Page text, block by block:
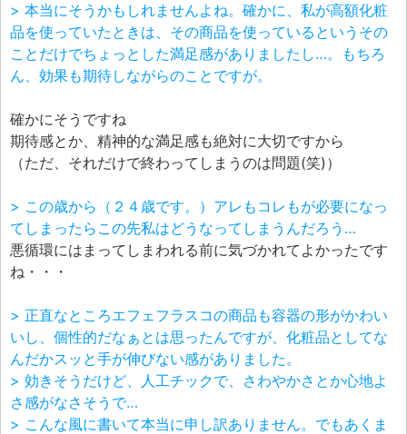
> 本当にそうかもしれませんよね。確かに、私が高額化粧
品を使っていたときは、その商品を使っているというその
ことだけでちょっとした満足感がありましたし…。もちろ
ん、効果も期待しながらのことですが。
確かにそうですね
期待感とか、精神的な満足感も絶対に大切ですから
（ただ、それだけで終わってしまうのは問題(笑)）
> この歳から（２４歳です。）アレもコレもが必要になっ
てしまったらこの先私はどうなってしまうんだろう…
悪循環にはまってしまわれる前に気づかれてよかったです
ね・・・
> 正直なところエフェフラスコの商品も容器の形がかわい
いし、個性的だなぁとは思ったんですが、化粧品としてな
んだかスッと手が伸びない感がありました。
> 効きそうだけど、人工チックで、さわやかさとか心地よ
さ感がなさそうで…
> こんな風に書いて本当に申し訳ありません。でもあくま